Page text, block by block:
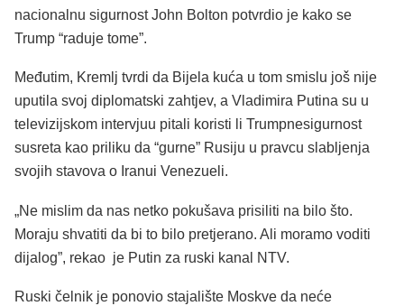
nacionalnu sigurnost John Bolton potvrdio je kako se
Trump “raduje tome”.
Međutim, Kremlj tvrdi da Bijela kuća u tom smislu još nije
uputila svoj diplomatski zahtjev, a Vladimira Putina su u
televizijskom intervjuu pitali koristi li Trumpnesigurnost
susreta kao priliku da “gurne” Rusiju u pravcu slabljenja
svojih stavova o Iranui Venezueli.
„Ne mislim da nas netko pokušava prisiliti na bilo što.
Moraju shvatiti da bi to bilo pretjerano. Ali moramo voditi
dijalog”, rekao je Putin za ruski kanal NTV.
Ruski čelnik je ponovio stajalište Moskve da neće